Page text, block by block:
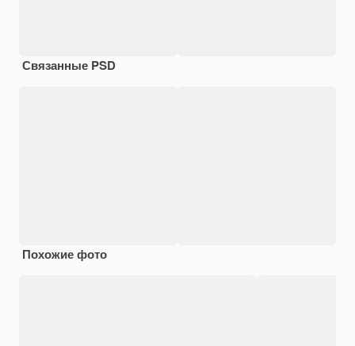
Связанные PSD
Похожие фото